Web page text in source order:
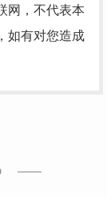
网，不代表本
如有对您造成